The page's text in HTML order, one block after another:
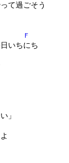
て過ごそう
F
いちにち
」